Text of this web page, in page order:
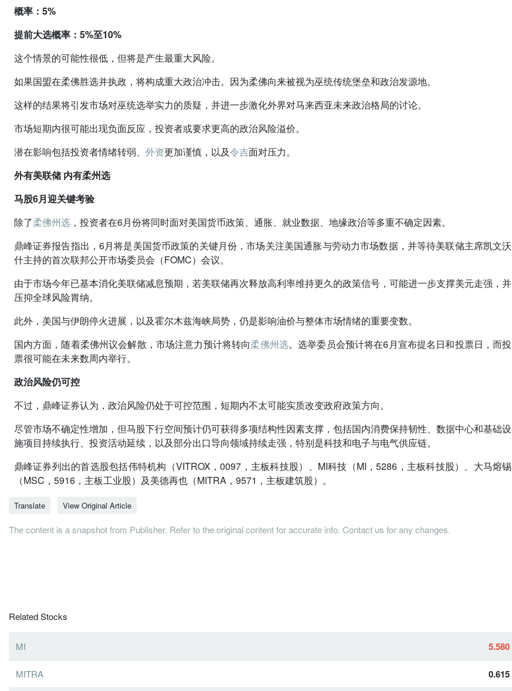
概率：5%
提前大选概率：5%至10%
这个情景的可能性很低，但将是产生最重大风险。
如果国盟在柔佛胜选并执政，将构成重大政治冲击。因为柔佛向来被视为巫统传统堡垒和政治发源地。
这样的结果将引发市场对巫统选举实力的质疑，并进一步激化外界对马来西亚未来政治格局的讨论。
市场短期内很可能出现负面反应，投资者或要求更高的政治风险溢价。
潜在影响包括投资者情绪转弱、 外资更加谨慎，以及令吉面对压力。
外有美联储 内有柔州选
马股6月迎关键考验
除了柔佛州选，投资者在6月份将同时面对美国货币政策、通胀、就业数据、地缘政治等多重不确定因素。
鼎峰证券报告指出，6月将是美国货币政策的关键月份，市场关注美国通胀与劳动力市场数据，并等待美联储主席凯文沃
什主持的首次联邦公开市场委员会（FOMC）会议。
由于市场今年已基本消化美联储减息预期，若美联储再次释放高利率维持更久的政策信号，可能进一步支撑美元走强，并
压抑全球风险胃纳。
此外，美国与伊朗停火进展，以及霍尔木兹海峡局势，仍是影响油价与整体市场情绪的重要变数。
国内方面，随着柔佛州议会解散，市场注意力预计将转向柔佛州选。选举委员会预计将在6月宣布提名日和投票日，而投
票很可能在未来数周内举行。
政治风险仍可控
不过，鼎峰证券认为，政治风险仍处于可控范围，短期内不太可能实质改变政府政策方向。
尽管市场不确定性增加，但马股下行空间预计仍可获得多项结构性因素支撑，包括国内消费保持韧性、数据中心和基础设
施项目持续执行、投资活动延续，以及部分出口导向领域持续走强，特别是科技和电子与电气供应链。
鼎峰证券列出的首选股包括伟特机构（VITROX，0097，主板科技股）、MI科技（MI，5286，主板科技股）、大马熔锡
（MSC，5916，主板工业股）及美德再也（MITRA，9571，主板建筑股）。
Translate View Original Article
The content is a snapshot from Publisher. Refer to the original content for accurate info. Contact us for any changes.
Related Stocks
MI 5.580
MITRA 0.615